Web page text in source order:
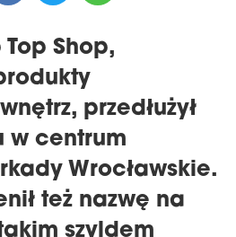
Top Shop,
przedłużył
w centrum
Wrocławskie.
też nazwę na
szyldem